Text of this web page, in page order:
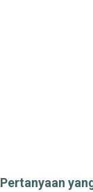
Pertanyaan